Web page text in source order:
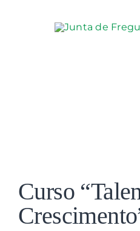
Balcão
Larger
Image
Curso